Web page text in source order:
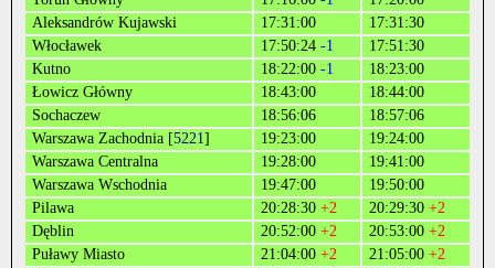
Aleksandrów Kujawski
17:31:00
17:31:30
Włocławek
17:50:24 -1
17:51:30
Kutno
18:22:00 -1
18:23:00
Łowicz Główny
18:43:00
18:44:00
Sochaczew
18:56:06
18:57:06
Warszawa Zachodnia [5221] 19:23:00
19:24:00
Warszawa Centralna
19:28:00
19:41:00
Warszawa Wschodnia
19:47:00
19:50:00
Pilawa
20:28:30 +2 20:29:30 +2
Dęblin
20:52:00 +2 20:53:00 +2
Puławy Miasto
21:04:00 +2 21:05:00 +2